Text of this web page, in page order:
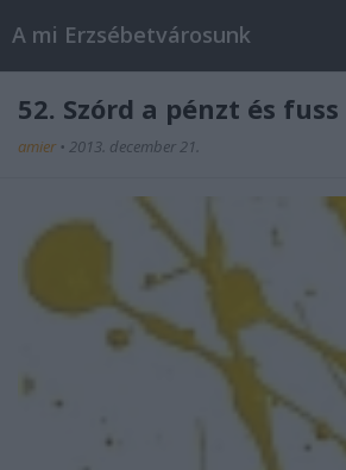
A mi Erzsébetvárosunk
52. Szórd a pénzt és fuss
amier • 2013. december 21.